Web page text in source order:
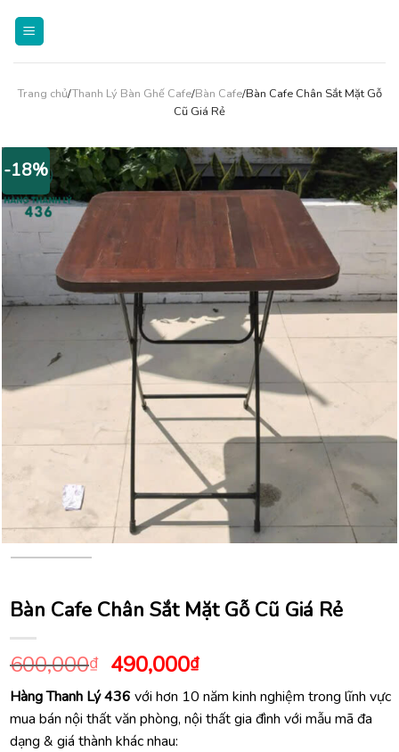
Trang chủ/Thanh Lý Bàn Ghế Cafe/Bàn Cafe/Bàn Cafe Chân Sắt Mặt Gỗ
Cũ Giá Rẻ
-18%
Bàn Cafe Chân Sắt Mặt Gỗ Cũ Giá Rẻ
600,000₫ Giá
gốc
là:
600,000₫.
490,000₫Giá
hiện
tại
là:
Hàng Thanh Lý 436 với hơn 10 năm kinh nghiệm trong lĩnh vực
mua bán nội thất văn phòng, nội thất gia đình với mẫu mã đa
dạng & giá thành khác nhau: